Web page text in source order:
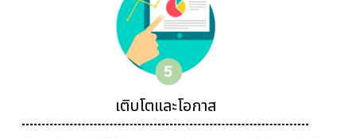
เติบโตและโอกาส